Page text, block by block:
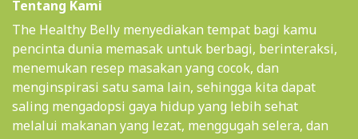
Tentang Kami
The Healthy Belly menyediakan tempat bagi kamu
pencinta dunia memasak untuk berbagi, berinteraksi,
menemukan resep masakan yang cocok, dan
menginspirasi satu sama lain, sehingga kita dapat
saling mengadopsi gaya hidup yang lebih sehat
melalui makanan yang lezat, menggugah selera, dan